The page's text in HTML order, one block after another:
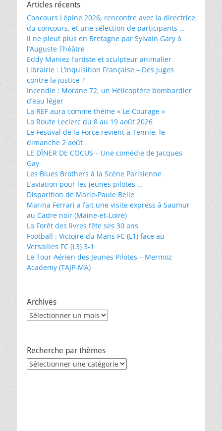
Articles récents
Concours Lépine 2026, rencontre avec la directrice
du concours, et une sélection de participants …
Il ne pleut plus en Bretagne par Sylvain Gary à
l’Auguste Théâtre
Eddy Maniez l’artiste et sculpteur animalier
Librairie : L’Inquisition Française – Des juges
contre la justice ?
Incendie : Morane 72, un Hélicoptère bombardier
d’eau léger
La REF aura comme thème « Le Courage »
La Route Leclerc du 8 au 19 août 2026
Le Festival de la Force revient à Tennie, le
dimanche 2 août
LE DÎNER DE COCUS – Une comédie de Jacques
Gay
Les Blues Brothers à la Scène Parisienne
L’aviation pour les jeunes pilotes …
Disparition de Marie-Paule Belle
Marina Ferrari a fait une visite express à Saumur
au Cadre noir (Maine-et-Loire)
La Forêt des livres fête ses 30 ans
Football : Victoire du Mans FC (L1) face au
Versailles FC (L3) 3-1
Le Tour Aérien des Jeunes Pilotes – Mermoz
Academy (TAJP-MA)
Archives
Archives
Recherche par thèmes
Recherche